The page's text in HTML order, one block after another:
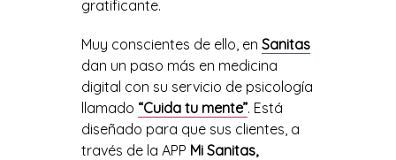
gratificante.
Muy conscientes de ello, en Sanitas
dan un paso más en medicina
digital con su servicio de psicología
llamado “Cuida tu mente”. Está
diseñado para que sus clientes, a
través de la APP Mi Sanitas,